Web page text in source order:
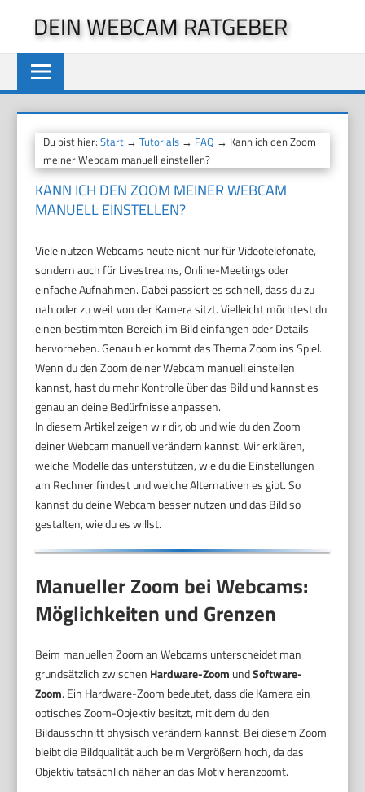
springen
DEIN WEBCAM RATGEBER
Du bist hier:Start →Tutorials → FAQ → Kann ich den Zoom
meiner Webcam manuell einstellen?
KANN ICH DEN ZOOM MEINER WEBCAM
MANUELL EINSTELLEN?
Viele nutzen Webcams heute nicht nur für Videotelefonate,
sondern auch für Livestreams, Online-Meetings oder
einfache Aufnahmen. Dabei passiert es schnell, dass du zu
nah oder zu weit von der Kamera sitzt. Vielleicht möchtest du
einen bestimmten Bereich im Bild einfangen oder Details
hervorheben. Genau hier kommt das Thema Zoom ins Spiel.
Wenn du den Zoom deiner Webcam manuell einstellen
kannst, hast du mehr Kontrolle über das Bild und kannst es
genau an deine Bedürfnisse anpassen.
In diesem Artikel zeigen wir dir, ob und wie du den Zoom
deiner Webcam manuell verändern kannst. Wir erklären,
welche Modelle das unterstützen, wie du die Einstellungen
am Rechner findest und welche Alternativen es gibt. So
kannst du deine Webcam besser nutzen und das Bild so
gestalten, wie du es willst.
Manueller Zoom bei Webcams:
Möglichkeiten und Grenzen
Beim manuellen Zoom an Webcams unterscheidet man
grundsätzlich zwischen Hardware-Zoom undSoftware-
Zoom. Ein Hardware-Zoom bedeutet, dass die Kamera ein
optisches Zoom-Objektiv besitzt, mit dem du den
Bildausschnitt physisch verändern kannst. Bei diesem Zoom
bleibt die Bildqualität auch beim Vergrößern hoch, da das
Objektiv tatsächlich näher an das Motiv heranzoomt.